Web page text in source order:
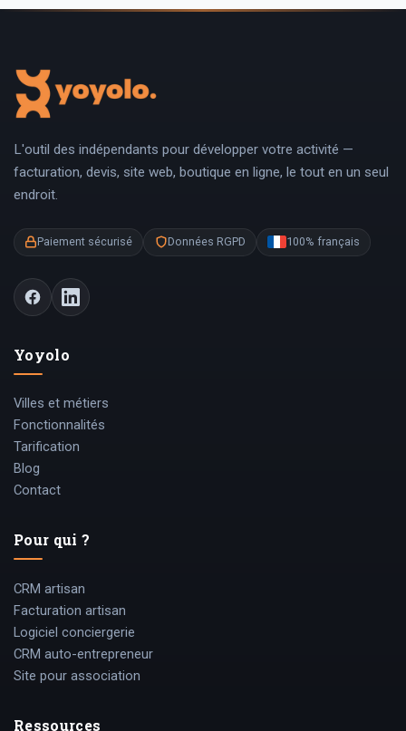
L'outil des indépendants pour développer votre activité —
facturation, devis, site web, boutique en ligne, le tout en un seul
endroit.
Paiement sécurisé Données RGPD 100% français
Yoyolo
Villes et métiers
Fonctionnalités
Tarification
Blog
Contact
Pour qui ?
CRM artisan
Facturation artisan
Logiciel conciergerie
CRM auto-entrepreneur
Site pour association
Ressources